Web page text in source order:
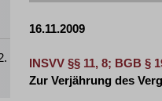
16.11.2009
INSVV §§ 11, 8; BGB §
Zur Verjährung des